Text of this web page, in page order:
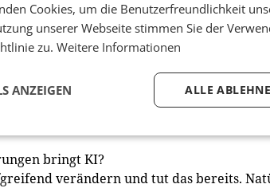
aktuell wirtschaftlich?
verzeichnet hohe Reichweiten und
die konjunkturelle Unsicherheit,
haben in den letzten Jahren stark
Diese Investitionen müssen
ermöglicht, nicht behindert.
bringt KI?
verändern und tut das bereits.
Cookies, um die Benutzerfreundlichkeit
unserer Webseite stimmen Sie der
zu. Weitere Informationen
ALLE
ANZEIGEN